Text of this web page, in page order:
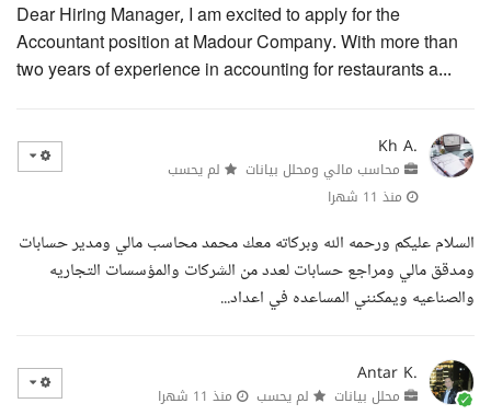
Dear Hiring Manager, I am excited to apply for the
Accountant position at Madour Company. With more than
two years of experience in accounting for restaurants a...
Kh A.
محاسب مالي ومحلل بيانات
لم يحسب
منذ 11 شهرا
السلام عليكم ورحمه الله وبركاته معك محمد محاسب مالي ومدير حسابات
ومدقق مالي ومراجع حسابات لعدد من الشركات والمؤسسات التجاريه
والصناعيه ويمكنني المساعده في اعداد...
Antar K.
محلل بيانات لم يحسب منذ 11 شهرا